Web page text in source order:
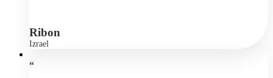
Ribon
Izrael
“